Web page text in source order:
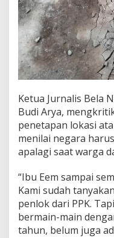
Ketua Jurnalis Bela
Budi Arya,
penetapan lokasi
menilai negara
apalagi saat warga
“Ibu Eem sampai
Kami sudah
penlok dari PPK.
bermain-main
tahun, belum juga